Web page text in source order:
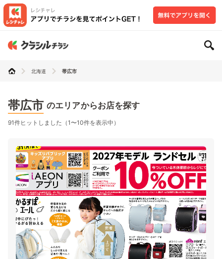
北海道 帯広市
帯広市 のエリアからお店を探す
91件ヒットしました（1〜10件を表示中）